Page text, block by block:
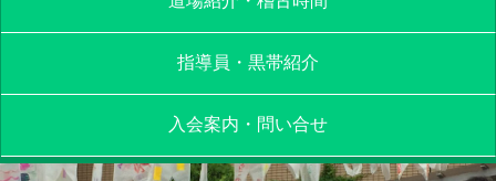
指導員・黒帯紹介
入会案内・問い合せ